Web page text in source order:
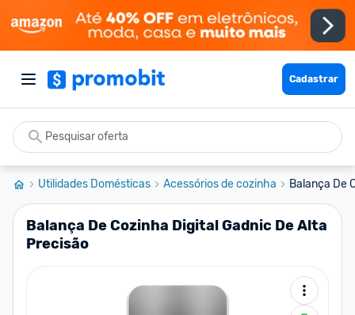
Cadastrar
Utilidades Domésticas Acessórios de cozinha Balança De
Balança De Cozinha Digital Gadnic De Alta
Precisão